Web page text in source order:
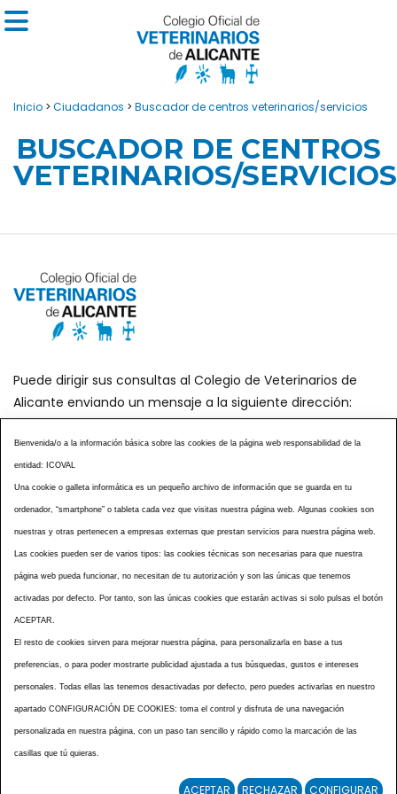
Inicio > Ciudadanos > Buscador de centros veterinarios/servicios
BUSCADOR DE CENTROS
VETERINARIOS/SERVICIOS
Puede dirigir sus consultas al Colegio de Veterinarios de
Alicante enviando un mensaje a la siguiente dirección:
secretaria@icoval.org
¿SABÍAS QUÉ?
CENTROS VETERINARIOS
TABLÓN ANUNCIOS
CURSOS Y EVENTOS
TÉRMINOS Y CONDICIONES
ESPECIAL COVID 19
NOTICIAS
ACCESIBILIDAD
AVISO LEGAL
POLÍTICA PRIVACIDAD
POLÍTICA DE COOKIES
NOTICIAS ICOVAL
NOTICIAS OCV
Bienvenida/o a la información básica sobre las cookies de la página web responsabilidad de la
entidad: ICOVAL
Una cookie o galleta informática es un pequeño archivo de información que se guarda en tu
ordenador, “smartphone” o tableta cada vez que visitas nuestra página web. Algunas cookies son
nuestras y otras pertenecen a empresas externas que prestan servicios para nuestra página web.
Las cookies pueden ser de varios tipos: las cookies técnicas son necesarias para que nuestra
página web pueda funcionar, no necesitan de tu autorización y son las únicas que tenemos
activadas por defecto. Por tanto, son las únicas cookies que estarán activas si solo pulsas el botón
ACEPTAR.
El resto de cookies sirven para mejorar nuestra página, para personalizarla en base a tus
preferencias, o para poder mostrarte publicidad ajustada a tus búsquedas, gustos e intereses
personales. Todas ellas las tenemos desactivadas por defecto, pero puedes activarlas en nuestro
apartado CONFIGURACIÓN DE COOKIES: toma el control y disfruta de una navegación
personalizada en nuestra página, con un paso tan sencillo y rápido como la marcación de las
casillas que tú quieras.
ACEPTAR RECHAZAR CONFIGURAR